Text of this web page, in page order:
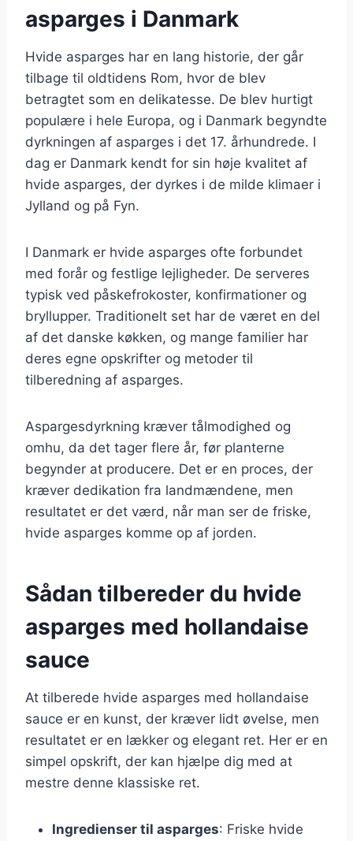
asparges i Danmark
Hvide asparges har en lang historie, der går
tilbage til oldtidens Rom, hvor de blev
betragtet som en delikatesse. De blev hurtigt
populære i hele Europa, og i Danmark begyndte
dyrkningen af asparges i det 17. århundrede. I
dag er Danmark kendt for sin høje kvalitet af
hvide asparges, der dyrkes i de milde klimaer i
Jylland og på Fyn.
I Danmark er hvide asparges ofte forbundet
med forår og festlige lejligheder. De serveres
typisk ved påskefrokoster, konfirmationer og
bryllupper. Traditionelt set har de været en del
af det danske køkken, og mange familier har
deres egne opskrifter og metoder til
tilberedning af asparges.
Aspargesdyrkning kræver tålmodighed og
omhu, da det tager flere år, før planterne
begynder at producere. Det er en proces, der
kræver dedikation fra landmændene, men
resultatet er det værd, når man ser de friske,
hvide asparges komme op af jorden.
Sådan tilbereder du hvide
asparges med hollandaise
sauce
At tilberede hvide asparges med hollandaise
sauce er en kunst, der kræver lidt øvelse, men
resultatet er en lækker og elegant ret. Her er en
simpel opskrift, der kan hjælpe dig med at
mestre denne klassiske ret.
Ingredienser til asparges: Friske hvide